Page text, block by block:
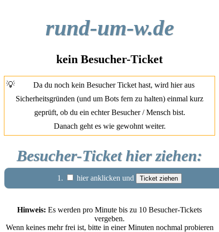
rund-um-w.de
kein Besucher-Ticket
💡
Da du noch kein Besucher Ticket hast, wird hier aus
Sicherheitsgründen (und um Bots fern zu halten) einmal kurz
geprüft, ob du ein echter Besucher / Mensch bist.
Danach geht es wie gewohnt weiter.
Besucher-Ticket hier ziehen:
1. hier anklicken und
Hinweis: Es werden pro Minute bis zu 10 Besucher-Tickets
vergeben.
Wenn keines mehr frei ist, bitte in einer Minuten nochmal probieren